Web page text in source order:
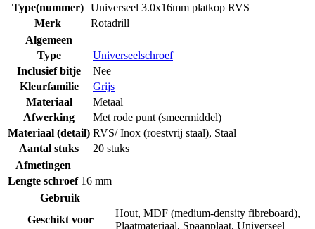
Type(nummer) Universeel 3.0x16mm platkop RVS
Merk
Rotadrill
Algemeen
Type
Universeelschroef
Inclusief bitje
Nee
Kleurfamilie
Grijs
Materiaal
Metaal
Afwerking
Met rode punt (smeermiddel)
Materiaal (detail) RVS/ Inox (roestvrij staal), Staal
Aantal stuks
20 stuks
Afmetingen
Lengte schroef 16 mm
Gebruik
Geschikt voor
Hout, MDF (medium-density fibreboard),
Plaatmateriaal, Spaanplaat, Universeel